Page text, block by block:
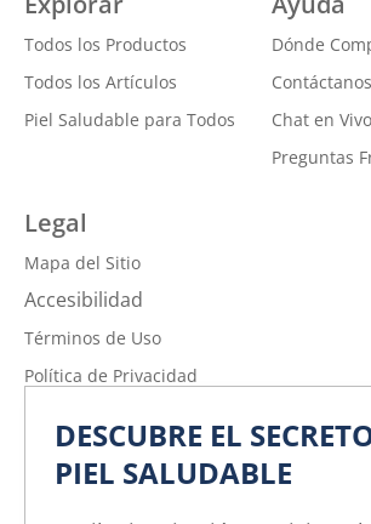
Todos los Productos
Todos los Artículos
Piel Saludable para Todos
Dónde
Contáctanos
Chat en Vivo
Preguntas
Legal
Mapa del Sitio
Accesibilidad
Términos de Uso
Política de Privacidad
Política de Privacidad de la Información
Consumidor
DESCUBRE EL
PIEL SALUDABLE